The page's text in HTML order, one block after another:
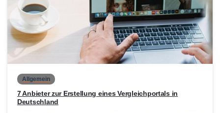
0
Allgemein
7 Anbieter zur Erstellung eines Vergleichportals in
Deutschland